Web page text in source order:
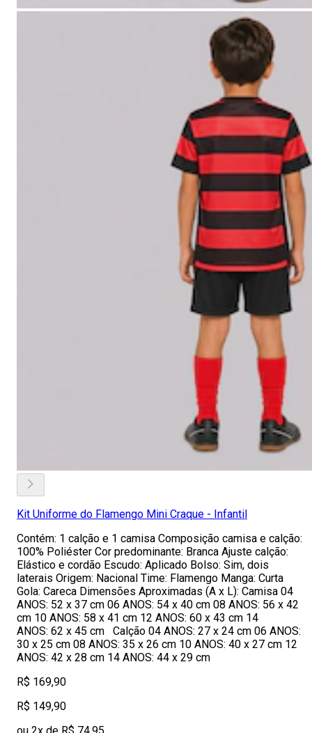
Kit Uniforme do Flamengo Mini Craque - Infantil
Contém: 1 calção e 1 camisa Composição camisa e calção:
100% Poliéster Cor predominante: Branca Ajuste calção:
Elástico e cordão Escudo: Aplicado Bolso: Sim, dois
laterais Origem: Nacional Time: Flamengo Manga: Curta
Gola: Careca Dimensões Aproximadas (A x L): Camisa 04
ANOS: 52 x 37 cm 06 ANOS: 54 x 40 cm 08 ANOS: 56 x 42
cm 10 ANOS: 58 x 41 cm 12 ANOS: 60 x 43 cm 14
ANOS: 62 x 45 cm Calção 04 ANOS: 27 x 24 cm 06 ANOS:
30 x 25 cm 08 ANOS: 35 x 26 cm 10 ANOS: 40 x 27 cm 12
ANOS: 42 x 28 cm 14 ANOS: 44 x 29 cm
R$ 169,90
R$ 149,90